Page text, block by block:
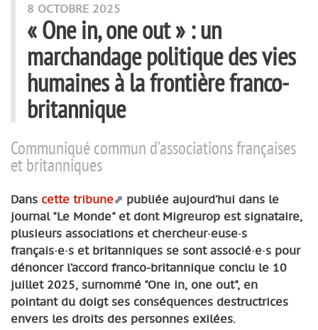
8 OCTOBRE 2025
« One in, one out » : un
marchandage politique des vies
humaines à la frontière franco-
britannique
Communiqué commun d’associations françaises
et britanniques
Dans cette tribune
publiée aujourd’hui dans le
journal "Le Monde" et dont Migreurop est signataire,
plusieurs associations et chercheur·euse·s
français·e·s et britanniques se sont associé·e·s pour
dénoncer l’accord franco-britannique conclu le 10
juillet 2025, surnommé "One in, one out", en
pointant du doigt ses conséquences destructrices
envers les droits des personnes exilées.